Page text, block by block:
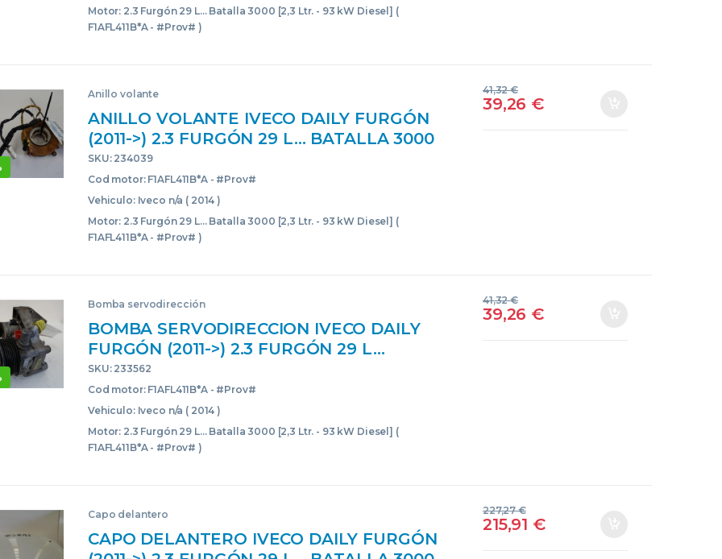
Motor: 2.3 Furgón 29 L... Batalla 3000 [2,3 Ltr. - 93 kW Diesel] (
F1AFL411B*A - #Prov# )
Anillo volante
ANILLO VOLANTE IVECO DAILY FURGÓN
(2011->) 2.3 FURGÓN 29 L… BATALLA 3000
[2,3 LTR. – 93 KW DIESEL] F1AFL411B*A –
#PROV# F1AFL411BAPROV 59001157
BLANCO
SKU: 234039
Cod motor: F1AFL411B*A - #Prov#
Vehiculo: Iveco n/a ( 2014 )
Motor: 2.3 Furgón 29 L... Batalla 3000 [2,3 Ltr. - 93 kW Diesel] (
F1AFL411B*A - #Prov# )
39,26 €
41,32€
Bomba servodirección
BOMBA SERVODIRECCION IVECO DAILY
FURGÓN (2011->) 2.3 FURGÓN 29 L…
BATALLA 3000 [2,3 LTR. – 93 KW DIESEL]
F1AFL411B*A – #PROV# F1AFL411BAPROV
504385414 BLANCO
SKU: 233562
Cod motor: F1AFL411B*A - #Prov#
Vehiculo: Iveco n/a ( 2014 )
Motor: 2.3 Furgón 29 L... Batalla 3000 [2,3 Ltr. - 93 kW Diesel] (
F1AFL411B*A - #Prov# )
39,26 €
41,32€
Capo delantero
CAPO DELANTERO IVECO DAILY FURGÓN
215,91 €
227,27€